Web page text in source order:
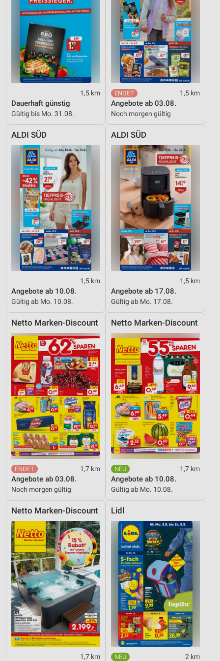
1,5 km
Dauerhaft günstig
Gültig bis Mo. 31.08.
1,5 km
Angebote ab 03.08.
Noch morgen gültig
ALDI SÜD
1,5 km
Angebote ab 10.08.
Gültig ab Mo. 10.08.
ALDI SÜD
1,5 km
Angebote ab 17.08.
Gültig ab Mo. 17.08.
Netto Marken-Discount
1,7 km
Angebote ab 03.08.
Noch morgen gültig
Netto Marken-Discount
1,7 km
Angebote ab 10.08.
Gültig ab Mo. 10.08.
Netto Marken-Discount
1,7 km
Lidl
2 km
IAB-Besonderheiten:
Verwendung genauer Standortdaten
Geräte anhand von aktiv angeforderten
Informationen identifizieren
Nicht-IAB-Verarbeitungszwecke:
Performance
Funktional
Werbung